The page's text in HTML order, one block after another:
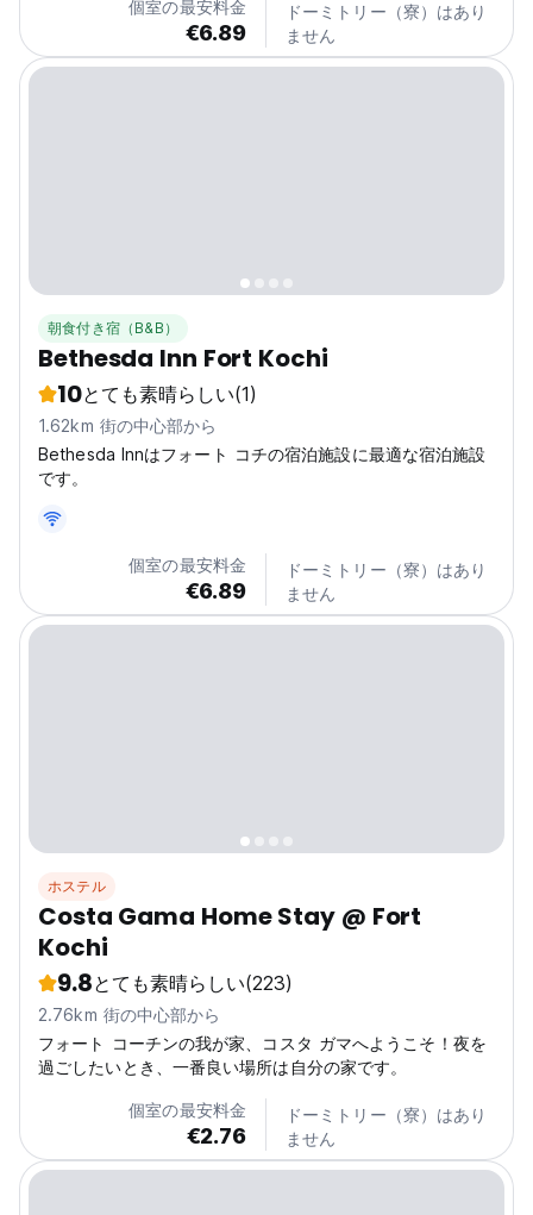
個室の最安料金
€6.89
ドーミトリー（寮）はあり
ません
朝食付き宿（B&B）
Bethesda Inn Fort Kochi
10とても素晴らしい(1)
1.62km 街の中心部から
Bethesda Innはフォート コチの宿泊施設に最適な宿泊施設
です。
個室の最安料金
€6.89
ドーミトリー（寮）はあり
ません
ホステル
Costa Gama Home Stay @ Fort
Kochi
9.8とても素晴らしい(223)
2.76km 街の中心部から
フォート コーチンの我が家、コスタ ガマへようこそ！夜を
過ごしたいとき、一番良い場所は自分の家です。
個室の最安料金
€2.76
ドーミトリー（寮）はあり
ません